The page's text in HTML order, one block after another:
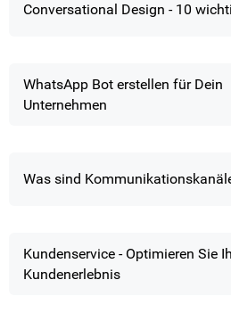
Conversational Design - 10
WhatsApp Bot erstellen für Dein
Unternehmen
Was sind
Kundenservice - Optimieren Sie
Kundenerlebnis